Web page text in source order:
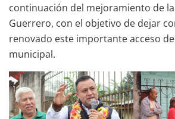
continuación del mejoramiento de
Guerrero, con el objetivo de dejar
renovado este importante acceso
municipal.